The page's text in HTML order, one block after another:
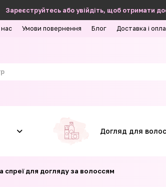
Зареєструйтесь або увійдіть, щоб отримати
Умови повернення Блог Доставка і
Догляд для
спреї для догляду за волоссям